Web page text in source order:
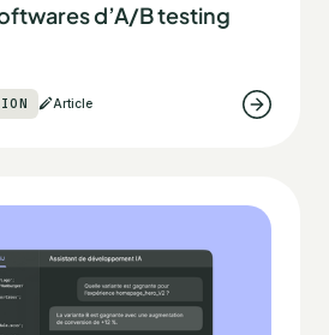
d’A/B testing
Article